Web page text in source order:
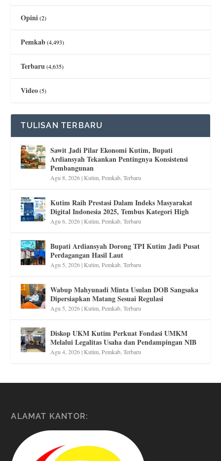
Opini(2)
Pemkab(4,493)
Terbaru(4,635)
Video(5)
TULISAN TERBARU
Sawit Jadi Pilar Ekonomi Kutim, Bupati
Ardiansyah Tekankan Pentingnya Konsistensi
Pembangunan
Agu 8, 2026|Kutim,Pemkab,Terbaru
Kutim Raih Prestasi Dalam Indeks Masyarakat
Digital Indonesia 2025, Tembus Kategori High
Agu 6, 2026|Kutim,Pemkab,Terbaru
Bupati Ardiansyah Dorong TPI Kutim Jadi Pusat
Perdagangan Hasil Laut
Agu 5, 2026|Kutim,Pemkab,Terbaru
Wabup Mahyunadi Minta Usulan DOB Sangsaka
Dipersiapkan Matang Sesuai Regulasi
Agu 5, 2026|Kutim,Pemkab,Terbaru
Diskop UKM Kutim Perkuat Fondasi UMKM
Melalui Legalitas Usaha dan Pendampingan NIB
Agu 4, 2026|Kutim,Pemkab,Terbaru
ALAMAT KANTOR: